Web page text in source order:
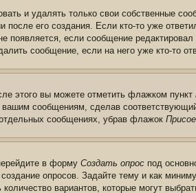
и удалять только свои собственные
после его создания. Если кто-то уже
появляется, если сообщение
сообщение, если на него уже кто-то
этого вы можете отметить флажком пункт
сообщениям, сделав
сообщениях, убрав флажок
в форму Создать опрос под
опросов. Задайте тему и как
вариантов, которые могут